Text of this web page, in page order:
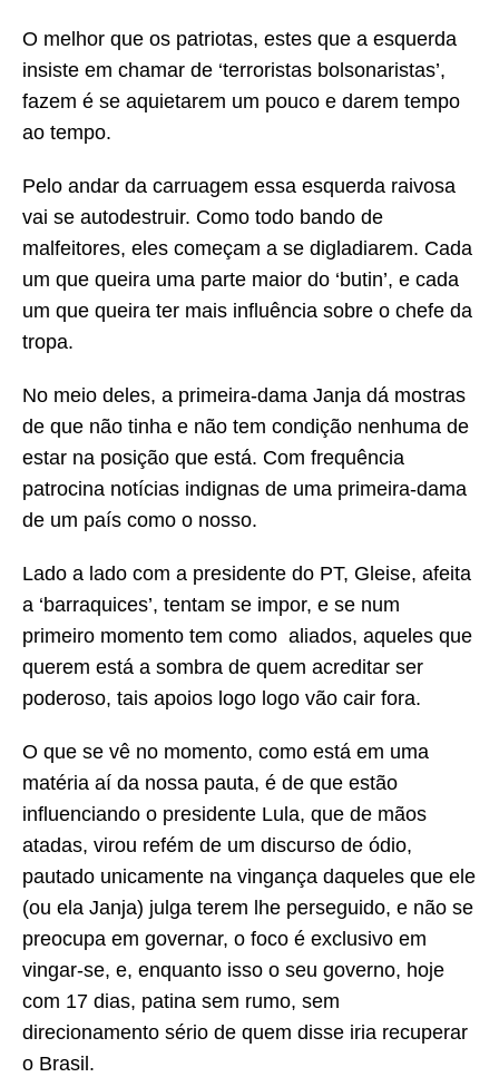
O melhor que os patriotas, estes que a esquerda
insiste em chamar de ‘terroristas bolsonaristas’,
fazem é se aquietarem um pouco e darem tempo
ao tempo.
Pelo andar da carruagem essa esquerda raivosa
vai se autodestruir. Como todo bando de
malfeitores, eles começam a se digladiarem. Cada
um que queira uma parte maior do ‘butin’, e cada
um que queira ter mais influência sobre o chefe da
tropa.
No meio deles, a primeira-dama Janja dá mostras
de que não tinha e não tem condição nenhuma de
estar na posição que está. Com frequência
patrocina notícias indignas de uma primeira-dama
de um país como o nosso.
Lado a lado com a presidente do PT, Gleise, afeita
a ‘barraquices’, tentam se impor, e se num
primeiro momento tem como aliados, aqueles que
querem está a sombra de quem acreditar ser
poderoso, tais apoios logo logo vão cair fora.
O que se vê no momento, como está em uma
matéria aí da nossa pauta, é de que estão
influenciando o presidente Lula, que de mãos
atadas, virou refém de um discurso de ódio,
pautado unicamente na vingança daqueles que ele
(ou ela Janja) julga terem lhe perseguido, e não se
preocupa em governar, o foco é exclusivo em
vingar-se, e, enquanto isso o seu governo, hoje
com 17 dias, patina sem rumo, sem
direcionamento sério de quem disse iria recuperar
o Brasil.